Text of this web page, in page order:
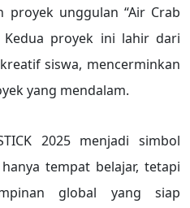
unggulan “Air Crab
Kedua proyek ini lahir dari
siswa, mencerminkan
yang mendalam.
2025 menjadi simbol
tempat belajar, tetapi
global yang siap